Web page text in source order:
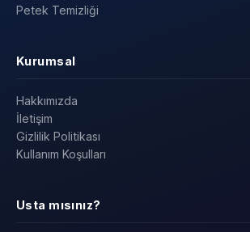
Petek Temizliği
Kurumsal
Hakkımızda
İletişim
Gizlilik Politikası
Kullanım Koşulları
Usta mısınız?